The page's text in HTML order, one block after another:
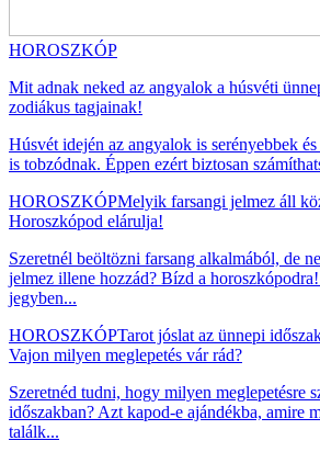
HOROSZKÓP
Mit adnak neked az angyalok a húsvéti
zodiákus tagjainak!
Húsvét idején az angyalok is serényebbek
is tobzódnak. Éppen ezért biztosan
HOROSZKÓPMelyik farsangi jelmez áll
Horoszkópod elárulja!
Szeretnél beöltözni farsang alkalmából, de
jelmez illene hozzád? Bízd a
jegyben...
HOROSZKÓPTarot jóslat az ünnepi
Vajon milyen meglepetés vár rád?
Szeretnéd tudni, hogy milyen meglepetésre
időszakban? Azt kapod-e ajándékba, amire
találk...